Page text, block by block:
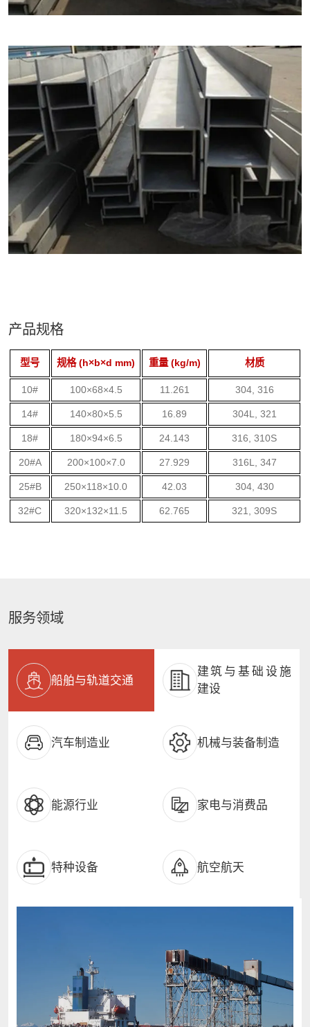
产品规格
型号 规格 (h×b×d mm) 重量 (kg/m) 材质
10# 100×68×4.5 11.261 304, 316
14# 140×80×5.5 16.89 304L, 321
18# 180×94×6.5 24.143 316, 310S
20#A 200×100×7.0 27.929 316L, 347
25#B 250×118×10.0 42.03 304, 430
32#C 320×132×11.5 62.765 321, 309S
服务领域
船舶与轨道交通
建筑与基础设施
建设
汽车制造业 机械与装备制造
能源行业 家电与消费品
特种设备 航空航天